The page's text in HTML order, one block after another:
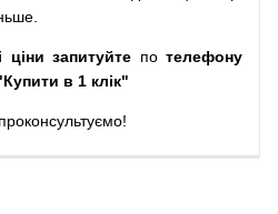
ціни запитуйте по телефону
в 1 клік"
проконсультуємо!